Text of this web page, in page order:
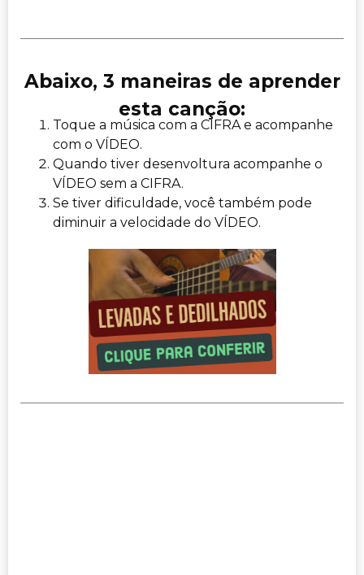
Abaixo, 3 maneiras de aprender
esta canção:
Toque a música com a CIFRA e acompanhe
com o VÍDEO.
Quando tiver desenvoltura acompanhe o
VÍDEO sem a CIFRA.
Se tiver dificuldade, você também pode
diminuir a velocidade do VÍDEO.